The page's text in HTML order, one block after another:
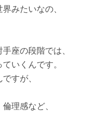
みたいなの、
座の段階では、
いくんです。
すが、
理感など、